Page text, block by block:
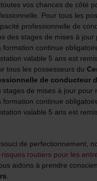
vos chances de côté
Pour tous les
professionnelle de
des stages de mises à
continue
valable 5 ans est
tous les possesseurs du
de conducteur
stages de mises à jour pour
continue
valable 5 ans est
de perfectionnement,
routiers pour les
aidons à prendre
.